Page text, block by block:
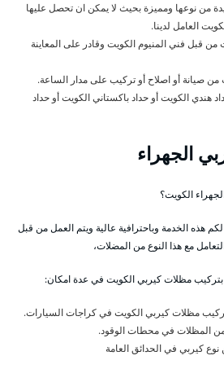
من نوعها ومميزة بحيث لا يمكن ان تحصل عليها
العامل لدينا.
قبل فني المنيوم الكويت وقادر على المعاينة
من صيانة أو اصلاح أو تركيب على مدار الساعة.
هندي الكويت أو حداد باكستاني الكويت أو حداد
الجهراء
الكويت؟
هذه الخدمة وباحترافية عالية ويتم العمل من قبل
مع هذا النوع من المضلات،
بتركيب مظلات كيربي الكويت في عدة امكان:
مظلات كيربي الكويت في كراجات السيارات.
من المظلات في محطات الوقود.
كيربي في الحدائق العامة